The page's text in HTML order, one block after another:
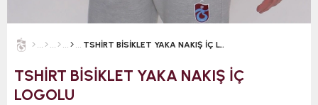
TSHİRT BİSİKLET YAKA NAKIŞ İÇ LOGOLU
TSHİRT BİSİKLET YAKA NAKIŞ İÇ
LOGOLU